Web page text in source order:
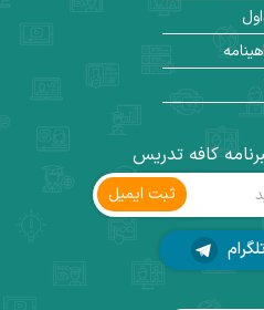
کافه تدریس
ثبت ‌ایمیل